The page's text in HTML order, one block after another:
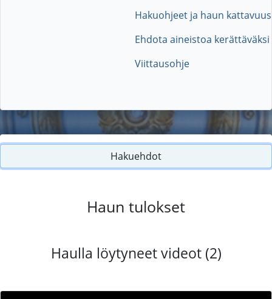
Hakuohjeet ja haun kattavuus
Ehdota aineistoa kerättäväksi
Viittausohje
Hakuehdot
Haun tulokset
Haulla löytyneet videot (2)